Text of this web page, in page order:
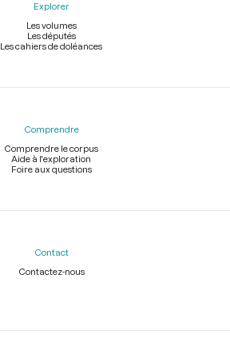
Explorer
Les volumes
Les députés
Les cahiers de doléances
Comprendre
Comprendre le corpus
Aide à l'exploration
Foire aux questions
Contact
Contactez-nous